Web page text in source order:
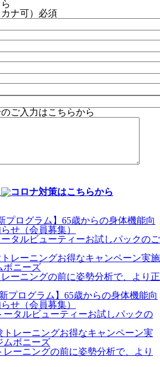
ナ可） 必須
ご入力はこちらから
プログラム】65歳からの身体機能向
せ（会員募集）
ータルビューティーお試しパックのご
レーニングお得なキャンペーン実施
ボニーズ
レーニングの前に姿勢分析で、より正
新プログラム】65歳からの身体機能向
せ（会員募集）
ータルビューティーお試しパックの
トレーニングお得なキャンペーン実
ムボニーズ
レーニングの前に姿勢分析で、より